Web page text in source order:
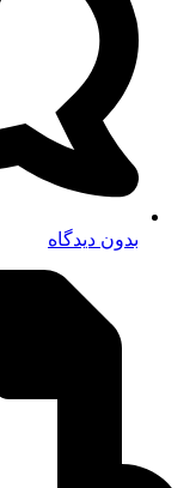
بدون دیدگاه